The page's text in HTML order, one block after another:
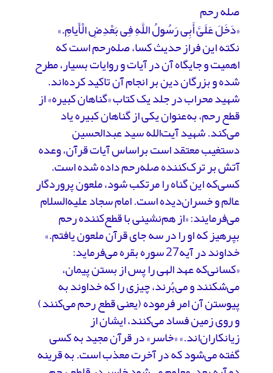
صله رحم
«دَخَلَ عَلَیَّ أَبِی رَسُولُ اللَّهِ فِی بَعْدِضِ الْأَیامِ.»
نکته این فراز حدیث کسا، صله‌رحم است که
اهمیت و جایگاه آن در آیات و روایات بسیار، مطرح
شده و بزرگان دین بر انجام آن تاکید کرده‌اند.
شهید محراب در جلد یک کتاب «گناهان کبیره» از
قطع رحم، به‌عنوان یکی از گناهان کبیره یاد
می‌کند. شهید آیت‌الله سید عبدالحسین
دستغیب معتقد است براساس آیات قرآن، وعده
آتش بر ترک‌کننده صله‌رحم داده شده است.
کسی‌که این گناه را مرتکب شود، ملعون پروردگار
عالم و خسران‌دیده است. امام سجاد علیه‌السلام
می‌فرمایند: «از هم‌نشینی با قطع‌کننده رحم
بپرهیز که او را در سه جای قرآن ملعون یافتم.»
خداوند در آیه27 سوره بقره می‌فرماید:
«کسانی‌که عهد الهی را پس از بستن پیمان،
می‌شکنند و می‌بُرند، چیزی را که خداوند به
پیوستن آن امر فرموده (یعنی قطع رحم می‌کنند)
و روی زمین فساد می‌کنند، ایشان از
زیانکاران‌اند.» «خاسر» در قرآن مجید به کسی
گفته می‌شود که در آخرت معذب است. به قرینه